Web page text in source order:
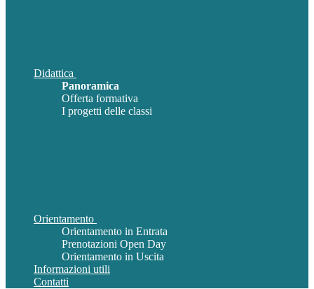
Didattica
Panoramica
Offerta formativa
I progetti delle classi
Orientamento
Orientamento in Entrata
Prenotazioni Open Day
Orientamento in Uscita
Informazioni utili
Contatti